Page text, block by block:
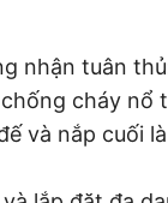
nhận tuân
cháy nổ
và nắp cuối